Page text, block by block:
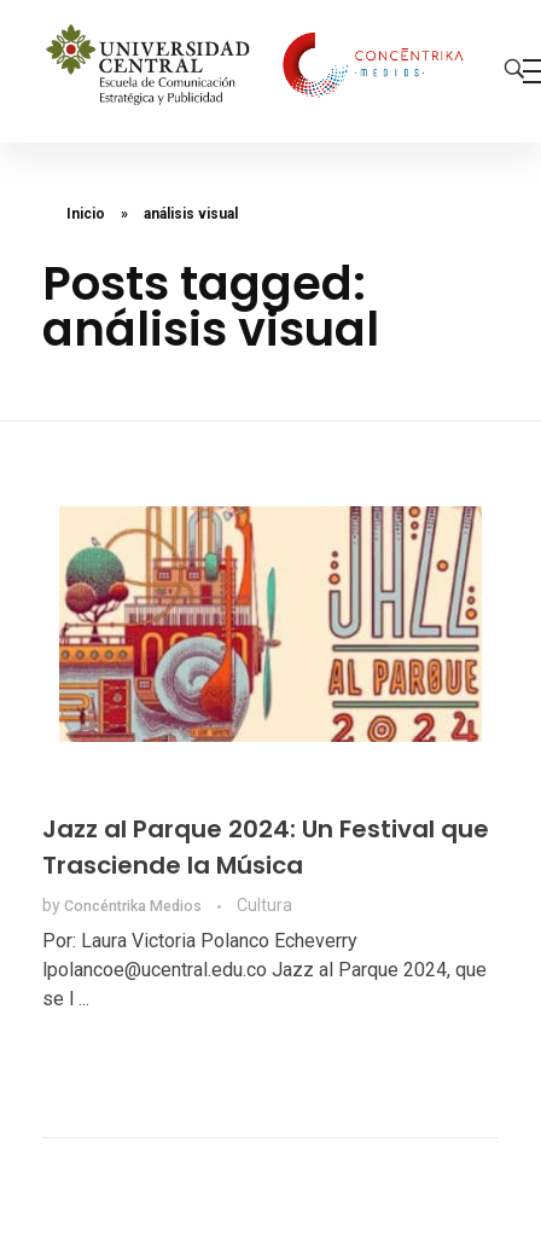
Inicio » análisis visual
Posts tagged:
análisis visual
Jazz al Parque 2024: Un Festival que
Trasciende la Música
by Concéntrika Medios Cultura
Por: Laura Victoria Polanco Echeverry
lpolancoe@ucentral.edu.co Jazz al Parque 2024, que
se l ...